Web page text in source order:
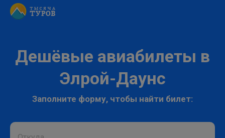
Дешёвые авиабилеты в
Элрой-Даунс
Заполните форму, чтобы найти билет: